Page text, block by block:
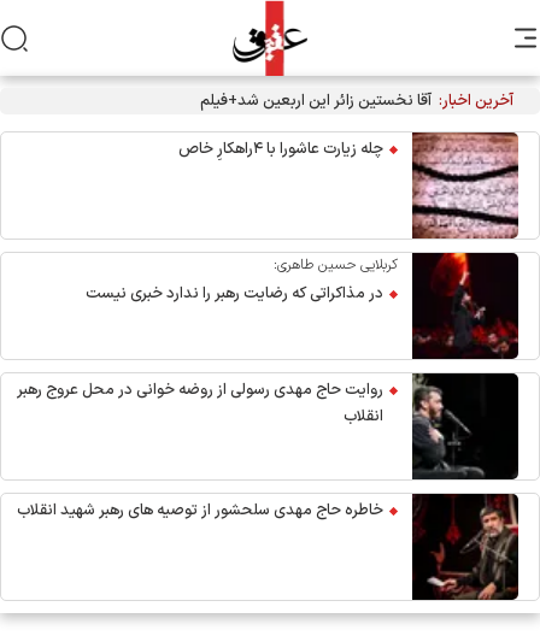
آخرین اخبار: آقا نخستین زائر این اربعین شد+فیلم
چله زیارت عاشورا با ۴راهکارِ خاص
کربلایی حسین طاهری:
در مذاکراتی که رضایت رهبر را ندارد خبری نیست
روایت حاج مهدی رسولی از روضه خوانی در محل عروج رهبر
انقلاب
خاطره حاج مهدی سلحشور از توصیه های رهبر شهید انقلاب